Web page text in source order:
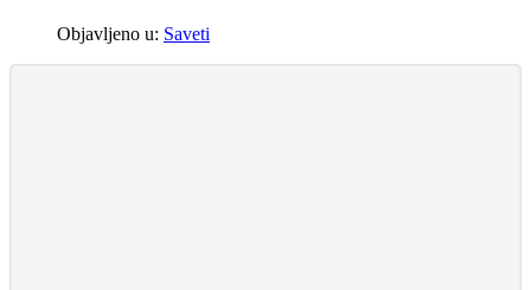
Objavljeno u: Saveti